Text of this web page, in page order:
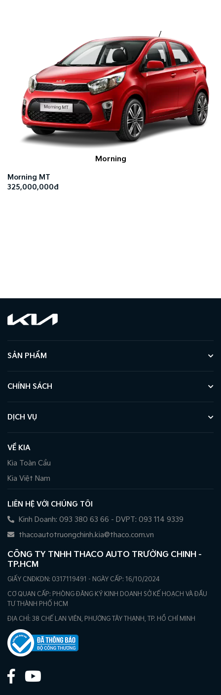
Morning
Morning MT
325,000,000đ
SẢN PHẨM
CHÍNH SÁCH
DỊCH VỤ
VỀ KIA
Kia Toàn Cầu
Kia Việt Nam
LIÊN HỆ VỚI CHÚNG TÔI
Kinh Doanh: 093 380 63 66 - DVPT: 093 114 9339
thacoautotruongchinh.kia@thaco.com.vn
CÔNG TY TNHH THACO AUTO TRƯỜNG CHINH -
TP.HCM
GIẤY CNĐKDN: 0317119491 - NGÀY CẤP: 16/10/2024
CƠ QUAN CẤP: PHÒNG ĐĂNG KÝ KINH DOANH SỞ KẾ HOẠCH VÀ ĐẦU
TƯ THÀNH PHỐ HCM
ĐỊA CHỈ: 38 CHẾ LAN VIÊN, PHƯỜNG TÂY THẠNH, TP. HỒ CHÍ MINH